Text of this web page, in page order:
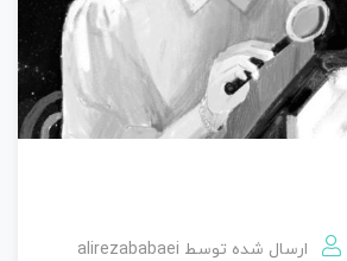
ارسال شده توسط alirezababaei